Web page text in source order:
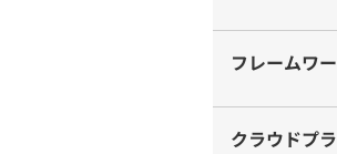
フレームワ
クラウドプ